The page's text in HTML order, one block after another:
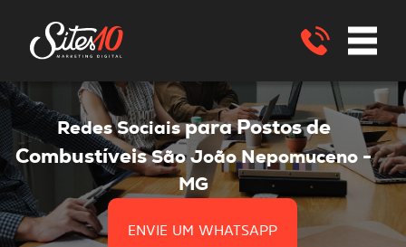
Redes Sociaispara Postos de
CombustíveisSão João Nepomuceno -
MG
ENVIE UM WHATSAPP